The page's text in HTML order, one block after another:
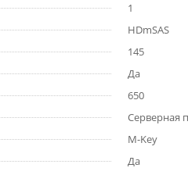
1
HDmSAS
145
Да
650
Серверная
M-Key
Да